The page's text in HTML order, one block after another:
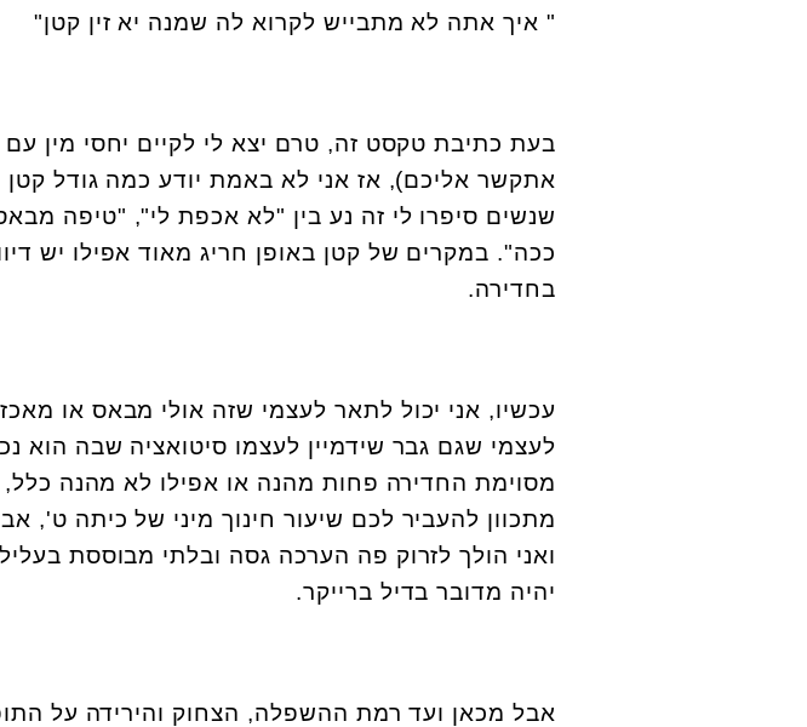
" איך אתה לא מתבייש לקרוא לה שמנה יא זין קטן"
בעת כתיבת טקסט זה, טרם יצא לי לקיים יחסי מין
אתקשר אליכם), אז אני לא באמת יודע כמה גודל
שנשים סיפרו לי זה נע בין "לא אכפת לי", "טיפה
ככה". במקרים של קטן באופן חריג מאוד אפילו יש
בחדירה.
עכשיו, אני יכול לתאר לעצמי שזה אולי מבאס או
לעצמי שגם גבר שידמיין לעצמו סיטואציה שבה הוא
מסוימת החדירה פחות מהנה או אפילו לא מהנה כלל,
מתכוון להעביר לכם שיעור חינוך מיני של כיתה ט',
ואני הולך לזרוק פה הערכה גסה ובלתי מבוססת
יהיה מדובר בדיל ברייקר.
אבל מכאן ועד רמת ההשפלה, הצחוק והירידה על